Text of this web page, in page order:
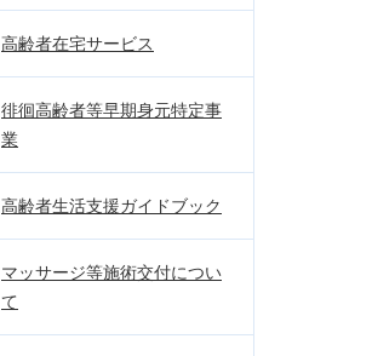
高齢者在宅サービス
徘徊高齢者等早期身元特定事
業
高齢者生活支援ガイドブック
マッサージ等施術交付につい
て